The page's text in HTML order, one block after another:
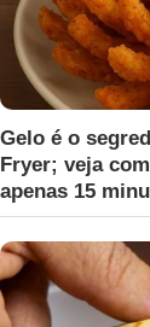
Gelo é o
Fryer; veja
apenas 15